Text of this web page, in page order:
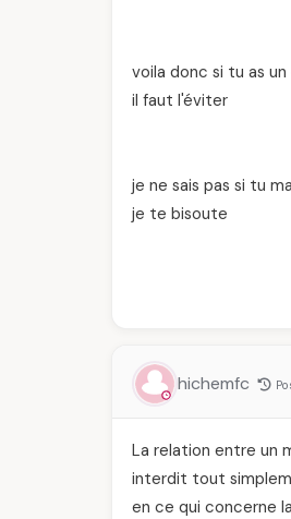
voila donc si tu as
il faut l'éviter
je ne sais pas si tu
je te bisoute
hichemfc
La relation entre un
interdit tout
en ce qui concerne